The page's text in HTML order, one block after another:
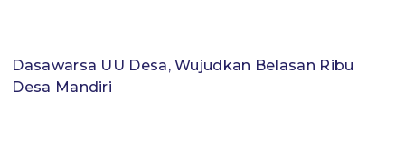
Dasawarsa UU Desa, Wujudkan Belasan Ribu
Desa Mandiri